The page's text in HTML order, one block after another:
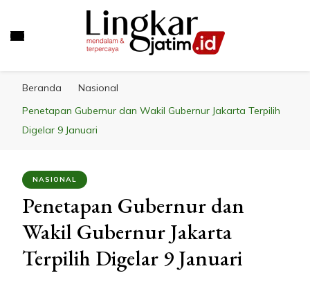
Beranda
Nasional
Penetapan Gubernur dan Wakil Gubernur Jakarta Terpilih
Digelar 9 Januari
NASIONAL
Penetapan Gubernur dan
Wakil Gubernur Jakarta
Terpilih Digelar 9 Januari